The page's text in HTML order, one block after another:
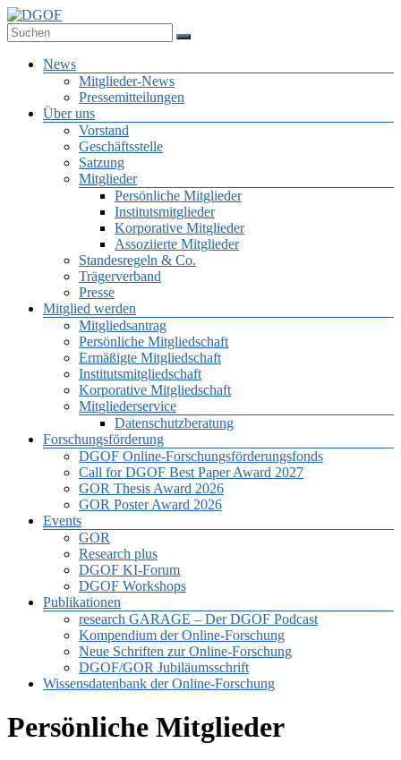
Zum
Inhalt
springen
Deutsche Gesellschaft für Online-Forschung e.V.
Menü
News
Mitglieder-News
Pressemitteilungen
Über uns
Vorstand
Geschäftsstelle
Satzung
Mitglieder
Persönliche Mitglieder
Institutsmitglieder
Korporative Mitglieder
Assoziierte Mitglieder
Standesregeln & Co.
Trägerverband
Presse
Mitglied werden
Mitgliedsantrag
Persönliche Mitgliedschaft
Ermäßigte Mitgliedschaft
Institutsmitgliedschaft
Korporative Mitgliedschaft
Mitgliederservice
Datenschutzberatung
Forschungsförderung
DGOF Online-Forschungsförderungsfonds
Call for DGOF Best Paper Award 2027
GOR Thesis Award 2026
GOR Poster Award 2026
Events
GOR
Research plus
DGOF KI-Forum
DGOF Workshops
Publikationen
research GARAGE – Der DGOF Podcast
Kompendium der Online-Forschung
Neue Schriften zur Online-Forschung
DGOF/GOR Jubiläumsschrift
Wissensdatenbank der Online-Forschung
Persönliche Mitglieder